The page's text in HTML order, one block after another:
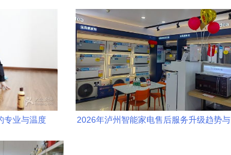
专业与温度
2026年泸州智能家电售后服务升级趋势与